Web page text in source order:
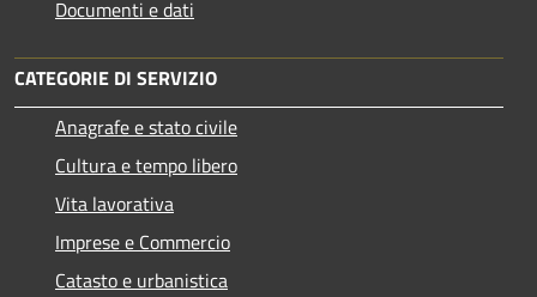
Documenti e dati
CATEGORIE DI SERVIZIO
Anagrafe e stato civile
Cultura e tempo libero
Vita lavorativa
Imprese e Commercio
Catasto e urbanistica